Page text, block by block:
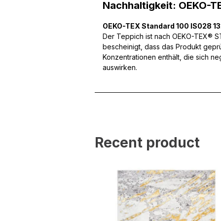
Nachhaltigkeit: OEKO-
OEKO-TEX Standard 100 IS028
Der Teppich ist nach OEKO-TEX®
bescheinigt, dass das Produkt
Konzentrationen enthält, die sich
auswirken.
Recent product
Wir verwenden Cookies,
können und um unseren
Website an unsere
mit weiteren Daten
Dienste gesammelt haben.
Präferenz-Cookies
Website aussieht oder
Statistik